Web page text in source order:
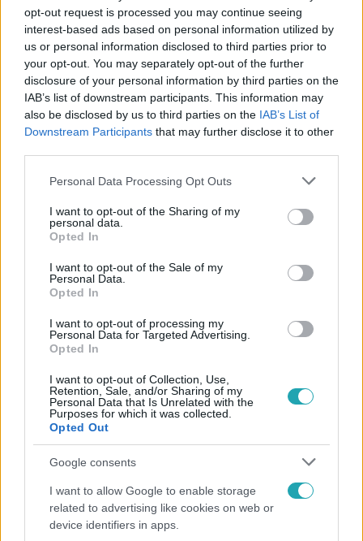
opt-out request is processed you may continue seeing
interest-based ads based on personal information utilized by
us or personal information disclosed to third parties prior to
your opt-out. You may separately opt-out of the further
disclosure of your personal information by third parties on the
IAB’s list of downstream participants. This information may
also be disclosed by us to third parties on the IAB’s List of
Downstream Participants that may further disclose it to other
Please note that this website/app uses one or more Google
not limited to your visit or usage behaviour. You may click to
grant or deny consent to Google and its third-party tags to
use your data for below specified purposes in below Google
consent section.
Personal Data Processing Opt Outs
I want to opt-out of the Sharing of my
personal data.
Opted In
I want to opt-out of the Sale of my
Personal Data.
Opted In
I want to opt-out of processing my
Personal Data for Targeted Advertising.
Opted In
I want to opt-out of Collection, Use,
Retention, Sale, and/or Sharing of my
Personal Data that Is Unrelated with the
Purposes for which it was collected.
Opted Out
Google consents
I want to allow Google to enable storage
related to advertising like cookies on web or
device identifiers in apps.
#BULVÁR #RÁCZ JENŐ #MAGYAR SZTÁROK
#RTL HÍRESSÉGEK # MAGYAR CELEBEK
#RÁCZ-GYURICZA DÓRA #UTAZÁS #FRANCIAORSZÁG